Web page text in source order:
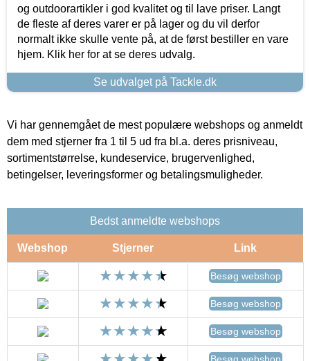
og outdoorartikler i god kvalitet og til lave priser. Langt
de fleste af deres varer er på lager og du vil derfor
normalt ikke skulle vente på, at de først bestiller en vare
hjem. Klik her for at se deres udvalg.
Se udvalget på Tackle.dk
Vi har gennemgået de mest populære webshops og anmeldt
dem med stjerner fra 1 til 5 ud fra bl.a. deres prisniveau,
sortimentstørrelse, kundeservice, brugervenlighed,
betingelser, leveringsformer og betalingsmuligheder.
Bedst anmeldte webshops
Webshop Stjerner Link
Besøg webshop
Besøg webshop
Besøg webshop